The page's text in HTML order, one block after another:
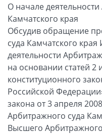
О начале
Камчатского края
Обсудив обращение
суда Камчатского
деятельности
на основании статей 2
конституционного
Российской
закона от 3 апреля
Арбитражного суда
Высшего